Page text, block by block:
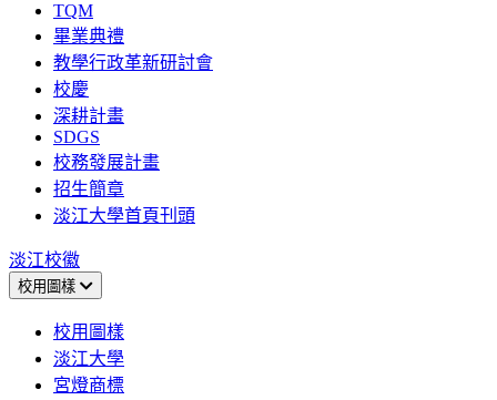
TQM
畢業典禮
教學行政革新研討會
校慶
深耕計畫
SDGS
校務發展計畫
招生簡章
淡江大學首頁刊頭
淡江校徽
校用圖樣
校用圖樣
淡江大學
宮燈商標